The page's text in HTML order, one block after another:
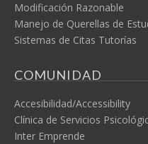
Modificación Razonable
Manejo de Querellas de
Sistemas de Citas Tutorías
COMUNIDAD
Accesibilidad/Accessibility
Clínica de Servicios
Inter Emprende